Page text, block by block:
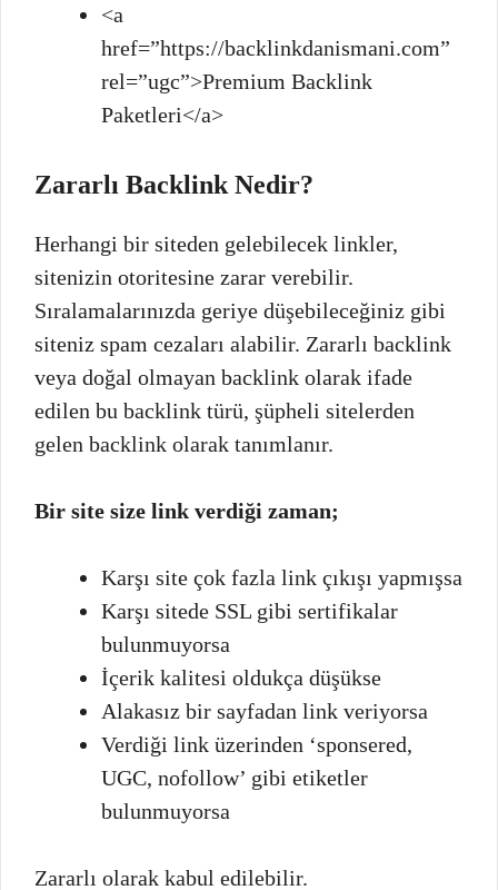
<a
href=”https://backlinkdanismani.com”
rel=”ugc”>Premium Backlink
Paketleri</a>
Zararlı Backlink Nedir?
Herhangi bir siteden gelebilecek linkler,
sitenizin otoritesine zarar verebilir.
Sıralamalarınızda geriye düşebileceğiniz gibi
siteniz spam cezaları alabilir. Zararlı backlink
veya doğal olmayan backlink olarak ifade
edilen bu backlink türü, şüpheli sitelerden
gelen backlink olarak tanımlanır.
Bir site size link verdiği zaman;
Karşı site çok fazla link çıkışı yapmışsa
Karşı sitede SSL gibi sertifikalar
bulunmuyorsa
İçerik kalitesi oldukça düşükse
Alakasız bir sayfadan link veriyorsa
Verdiği link üzerinden ‘sponsered,
UGC, nofollow’ gibi etiketler
bulunmuyorsa
Zararlı olarak kabul edilebilir.